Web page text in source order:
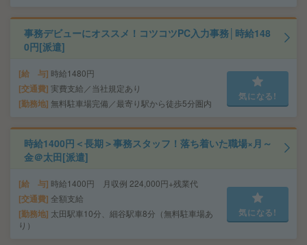
事務デビューにオススメ！コツコツPC入力事務│時給148
0円[派遣]
給 与 時給1480円
交通費 実費支給／当社規定あり
勤務地 無料駐車場完備／最寄り駅から徒歩5分圏内
気になる!
時給1400円＜長期＞事務スタッフ！落ち着いた職場×月～
金＠太田[派遣]
給 与 時給1400円 月収例 224,000円+残業代
交通費 全額支給
勤務地 太田駅車10分、細谷駅車8分（無料駐車場あ
り）
気になる!